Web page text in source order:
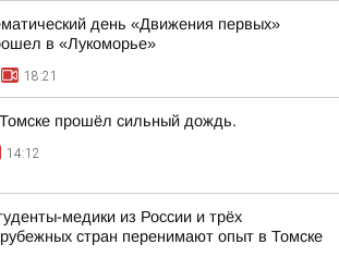
день «Движения первых»
в «Лукоморье»
18:21
прошёл сильный дождь.
14:12
медики из России и трёх
стран перенимают опыт в Томске